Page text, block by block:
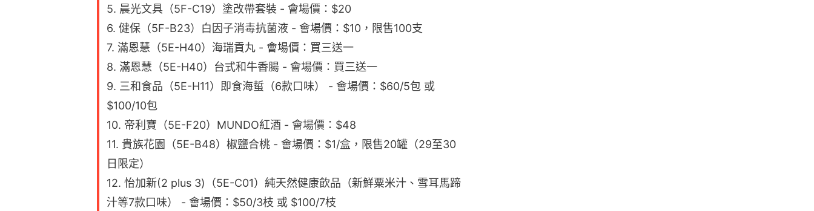
日限定）
12. 怡加新(2 plus 3)（5E-C01）純天然健康飲品（新鮮粟米汁、雪耳馬蹄
汁等7款口味） - 會場價：$50/3枝 或 $100/7枝
13. 鴻福堂（5E-B24）椰子紅棗雞湯 - 會場價：$100/4包
14. 華商顧問有限公司（5E-C09）Laager 南非茶 - 展會買一送一優惠：
$27.5/件（原價$55/件）
15. 黑酢家（5E-C39）日本丹波黑豆茶 - 會場價：$260/3包
另外只想購物節2022亦於官方網站公布更多優惠詳情，其中包含13大免費贈
品，包括兒童玩具體驗包、服裝飾品、扭蛋抽獎券等，難得入場絕對不可以
錯過！